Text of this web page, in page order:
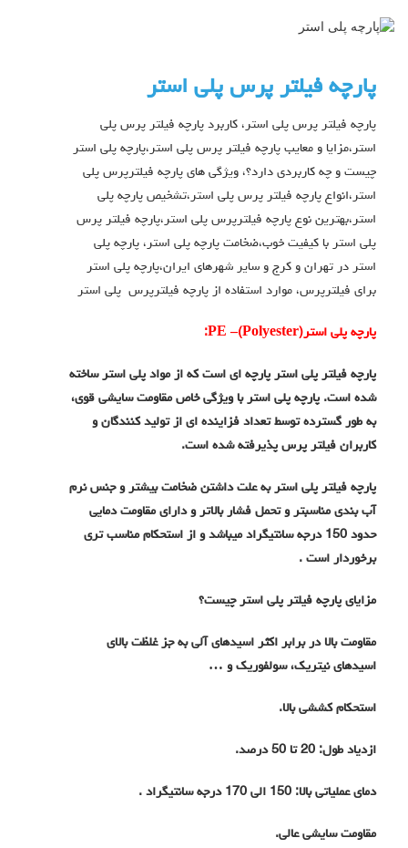
پارچه فیلتر پرس پلی استر
پارچه فیلتر پرس پلی استر، کاربرد پارچه فیلتر پرس پلی
استر،مزایا و معایب پارچه فیلتر پرس پلی استر،پارچه پلی استر
چیست و چه کاربردی دارد؟، ویژگی های پارچه فیلترپرس پلی
استر،انواع پارچه فیلتر پرس پلی استر،تشخیص پارچه پلی
استر،بهترین نوع پارچه فیلترپرس پلی استر،پارچه فیلتر پرس
پلی استر با کیفیت خوب،ضخامت پارچه پلی استر، پارچه پلی
استر در تهران و کرج و سایر شهرهای ایران،پارچه پلی استر
برای فیلترپرس، موارد استفاده از پارچه فیلترپرس پلی استر
پارچه پلی استر PE –(Polyester)
:
پارچه فیلتر پلی استر پارچه ای است که از مواد پلی استر ساخته
شده است. پارچه پلی استر با ویژگی خاص مقاومت سایشی قوی،
به طور گسترده توسط تعداد فزاینده ای از تولید کنندگان و
کاربران فیلتر پرس پذیرفته شده است.
پارچه فیلتر پلی استر به علت داشتن ضخامت بیشتر و جنس نرم
آب بندی مناسبتر و تحمل فشار بالاتر و دارای مقاومت دمایی
حدود 150 درجه سانتیگراد میباشد و از استحکام مناسب تری
برخوردار است .
مزایای پارچه فیلتر پلی استر چیست؟
مقاومت بالا در برابر اکثر اسیدهای آلی به جز غلظت بالای
اسیدهای نیتریک، سولفوریک و …
استحکام کششی بالا.
ازدیاد طول: 20 تا 50 درصد .
دمای عملیاتی بالا: 150 الی 170 درجه سانتیگراد .
مقاومت سایشی عالی.